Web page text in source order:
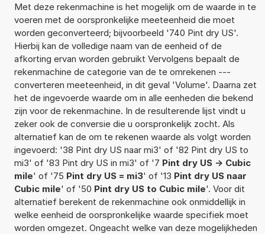
Met deze rekenmachine is het mogelijk om de waarde in te
voeren met de oorspronkelijke meeteenheid die moet
worden geconverteerd; bijvoorbeeld '740 Pint dry US'.
Hierbij kan de volledige naam van de eenheid of de
afkorting ervan worden gebruikt Vervolgens bepaalt de
rekenmachine de categorie van de te omrekenen ---
converteren meeteenheid, in dit geval 'Volume'. Daarna zet
het de ingevoerde waarde om in alle eenheden die bekend
zijn voor de rekenmachine. In de resulterende lijst vindt u
zeker ook de conversie die u oorspronkelijk zocht. Als
alternatief kan de om te rekenen waarde als volgt worden
ingevoerd: '38 Pint dry US naar mi3' of '82 Pint dry US to
mi3' of '83 Pint dry US in mi3' of '7 Pint dry US -> Cubic
mile' of '75 Pint dry US = mi3' of '13 Pint dry US naar
Cubic mile' of '50 Pint dry US to Cubic mile'. Voor dit
alternatief berekent de rekenmachine ook onmiddellijk in
welke eenheid de oorspronkelijke waarde specifiek moet
worden omgezet. Ongeacht welke van deze mogelijkheden